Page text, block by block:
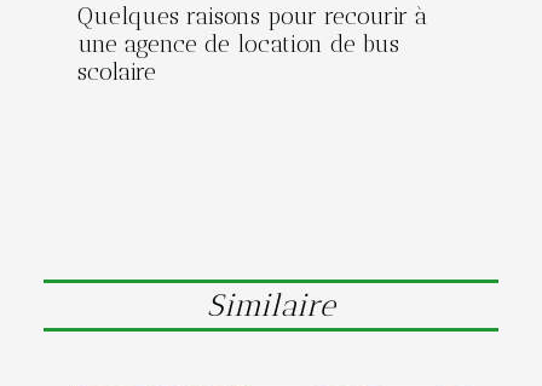
Quelques raisons pour recourir à
une agence de location de bus
scolaire
Similaire